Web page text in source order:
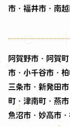
市・福井市・南
阿賀野市・阿賀
市・小千谷市・
三条市・新発田
町・津南町・燕
魚沼市・妙高市